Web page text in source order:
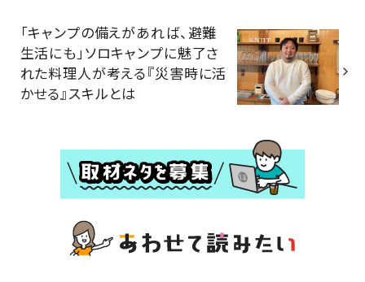
「キャンプの備えがあれば、避難
生活にも」ソロキャンプに魅了さ
れた料理人が考える『災害時に活
かせる』スキルとは